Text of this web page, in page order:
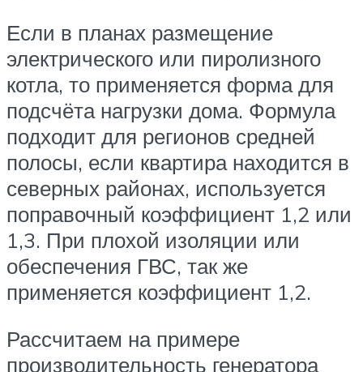
Если в планах размещение
электрического или пиролизного
котла, то применяется форма для
подсчёта нагрузки дома. Формула
подходит для регионов средней
полосы, если квартира находится в
северных районах, используется
поправочный коэффициент 1,2 или
1,3. При плохой изоляции или
обеспечения ГВС, так же
применяется коэффициент 1,2.
Рассчитаем на примере
производительность генератора